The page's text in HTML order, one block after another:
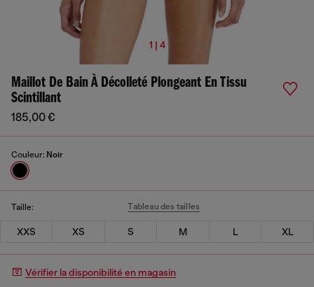
1 | 4
Maillot De Bain À Décolleté Plongeant En Tissu
Scintillant
185,00 €
Couleur: Noir
Taille: Tableau des tailles
XXS XS S M L XL
Vérifier la disponibilité en magasin